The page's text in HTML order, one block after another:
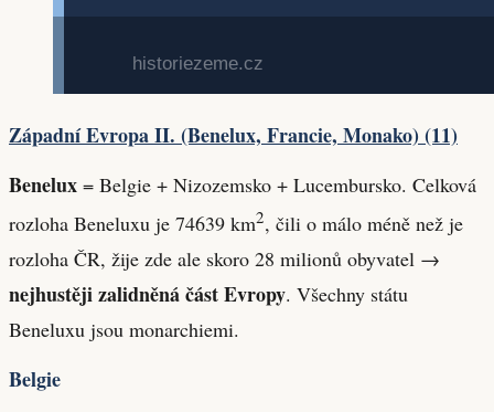
Západní Evropa II. (Benelux, Francie, Monako) (11)
Benelux = Belgie + Nizozemsko + Lucembursko. Celková
rozloha Beneluxu je 74639 km2, čili o málo méně než je
rozloha ČR, žije zde ale skoro 28 milionů obyvatel →
nejhustěji zalidněná část Evropy. Všechny státu
Beneluxu jsou monarchiemi.
Belgie